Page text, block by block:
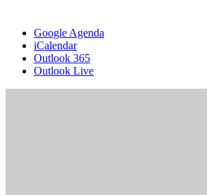
Google Agenda
iCalendar
Outlook 365
Outlook Live